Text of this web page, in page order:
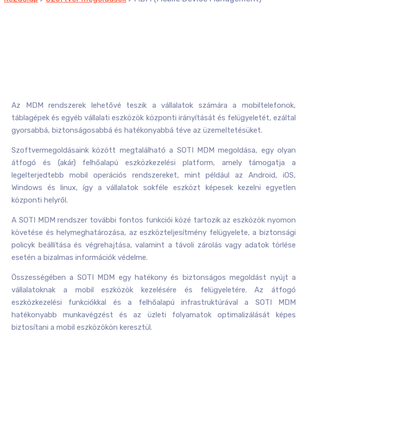
Az MDM rendszerek lehetővé teszik a vállalatok számára a mobiltelefonok,
táblagépek és egyéb vállalati eszközök központi irányítását és felügyeletét, ezáltal
gyorsabbá, biztonságosabbá és hatékonyabbá téve az üzemeltetésüket.
Szoftvermegoldásaink között megtalálható a SOTI MDM megoldása, egy olyan
átfogó és (akár) felhőalapú eszközkezelési platform, amely támogatja a
legelterjedtebb mobil operációs rendszereket, mint például az Android, iOS,
Windows és linux, így a vállalatok sokféle eszközt képesek kezelni egyetlen
központi helyről.
A SOTI MDM rendszer további fontos funkciói közé tartozik az eszközök nyomon
követése és helymeghatározása, az eszközteljesítmény felügyelete, a biztonsági
policyk beállítása és végrehajtása, valamint a távoli zárolás vagy adatok törlése
esetén a bizalmas információk védelme.
Összességében a SOTI MDM egy hatékony és biztonságos megoldást nyújt a
vállalatoknak a mobil eszközök kezelésére és felügyeletére. Az átfogó
eszközkezelési funkciókkal és a felhőalapú infrastruktúrával a SOTI MDM
hatékonyabb munkavégzést és az üzleti folyamatok optimalizálását képes
biztosítani a mobil eszközökön keresztül.